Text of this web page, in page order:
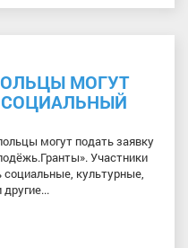
МОГУТ
СОЦИАЛЬНЫЙ
могут подать заявку
Участники
социальные, культурные,